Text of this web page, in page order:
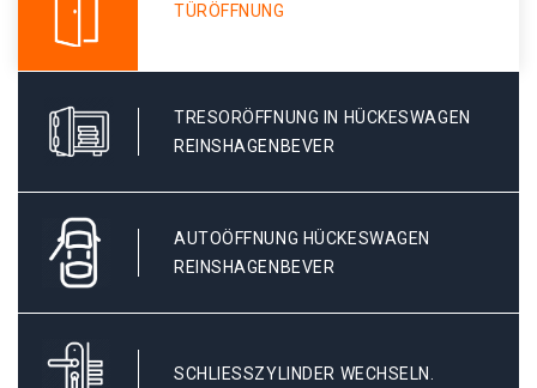
TÜRÖFFNUNG
TRESORÖFFNUNG IN HÜCKESWAGEN
REINSHAGENBEVER
AUTOÖFFNUNG HÜCKESWAGEN
REINSHAGENBEVER
SCHLIESSZYLINDER WECHSELN.